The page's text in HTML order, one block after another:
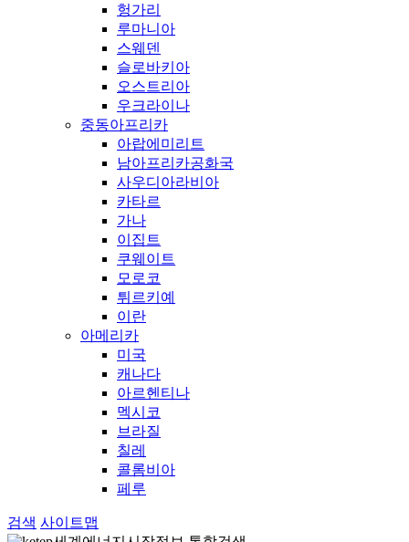
헝가리
루마니아
스웨덴
슬로바키아
오스트리아
우크라이나
중동아프리카
아랍에미리트
남아프리카공화국
사우디아라비아
카타르
가나
이집트
쿠웨이트
모로코
튀르키예
이란
아메리카
미국
캐나다
아르헨티나
멕시코
브라질
칠레
콜롬비아
페루
검색 사이트맵